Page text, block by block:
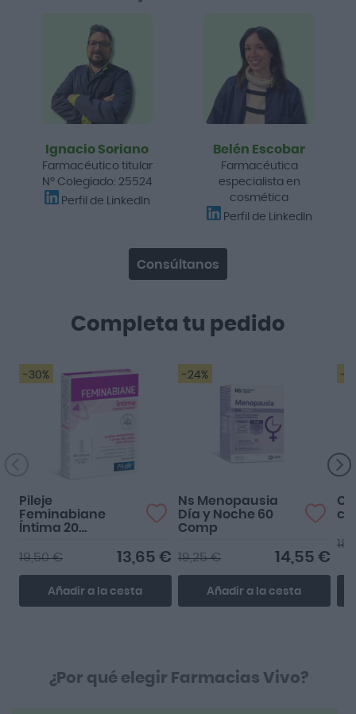
Completa tu pedido
-30%
Pileje
Feminabiane
Íntima 20
13,65 €
19,50 €
Añadir a la cesta
-24%
Ns Menopausia
Día y Noche 60
Comp
14,55 €
19,25 €
Añadir a la cesta
-
Ignacio Soriano
Farmacéutico titular
Nº Colegiado: 25524
Perfil de LinkedIn
Belén Escobar
Farmacéutica
especialista en
cosmética
Perfil de LinkedIn
Consúltanos
¿Por qué elegir Farmacias Vivo?